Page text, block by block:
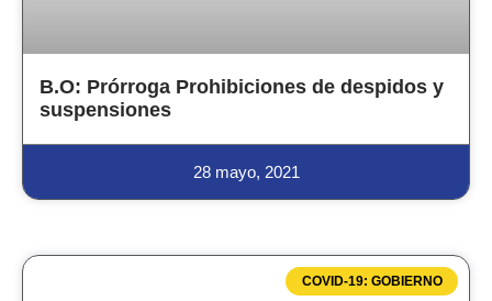
B.O: Prórroga Prohibiciones de despidos y
suspensiones
28 mayo, 2021
COVID-19: GOBIERNO